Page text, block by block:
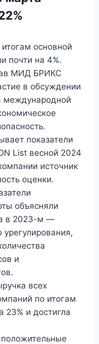
основной
почти на 4%.
МИД БРИКС
в обсуждении
международной
показатели
List весной 2024
источник
оценки.
объясняли
в 2023-м —
и
всех
по итогам
23% и достигла